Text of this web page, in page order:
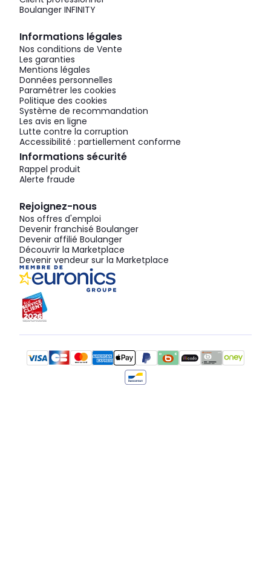
Boulanger INFINITY
Informations légales
Nos conditions de Vente
Les garanties
Mentions légales
Données personnelles
Paramétrer les cookies
Politique des cookies
Système de recommandation
Les avis en ligne
Lutte contre la corruption
Accessibilité : partiellement conforme
Informations sécurité
Rappel produit
Alerte fraude
Rejoignez-nous
Nos offres d'emploi
Devenir franchisé Boulanger
Devenir affilié Boulanger
Découvrir la Marketplace
Devenir vendeur sur la Marketplace